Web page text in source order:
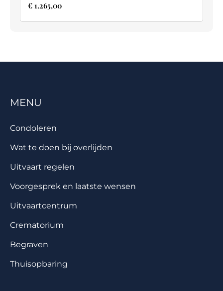
€ 1.265,00
MENU
Condoleren
Wat te doen bij overlijden
Uitvaart regelen
Voorgesprek en laatste wensen
Uitvaartcentrum
Crematorium
Begraven
Thuisopbaring